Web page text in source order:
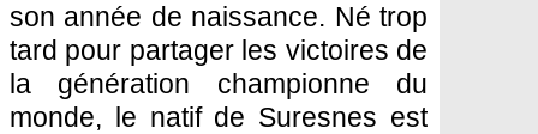
son année de naissance. Né trop
tard pour partager les victoires de
la génération championne du
monde, le natif de Suresnes est